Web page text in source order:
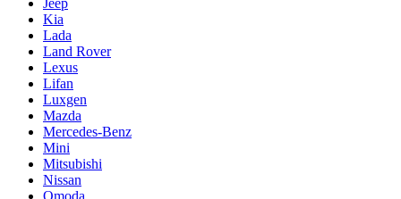
Jeep
Kia
Lada
Land Rover
Lexus
Lifan
Luxgen
Mazda
Mercedes-Benz
Mini
Mitsubishi
Nissan
Omoda